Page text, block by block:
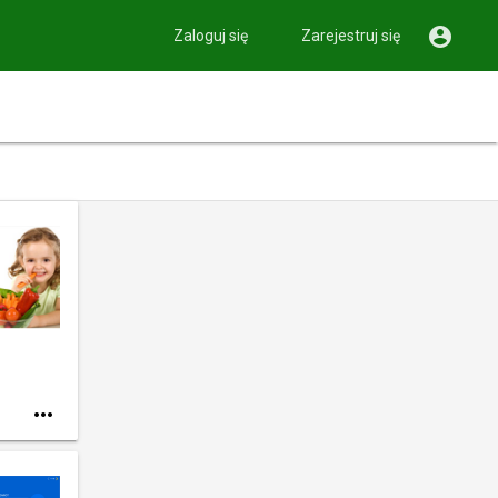
Zaloguj się Zarejestruj się 
